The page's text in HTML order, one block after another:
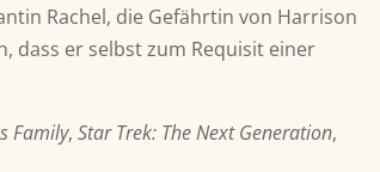
Rachel, die Gefährtin von Harrison
dass er selbst zum Requisit einer
Family, Star Trek: The Next Generation,